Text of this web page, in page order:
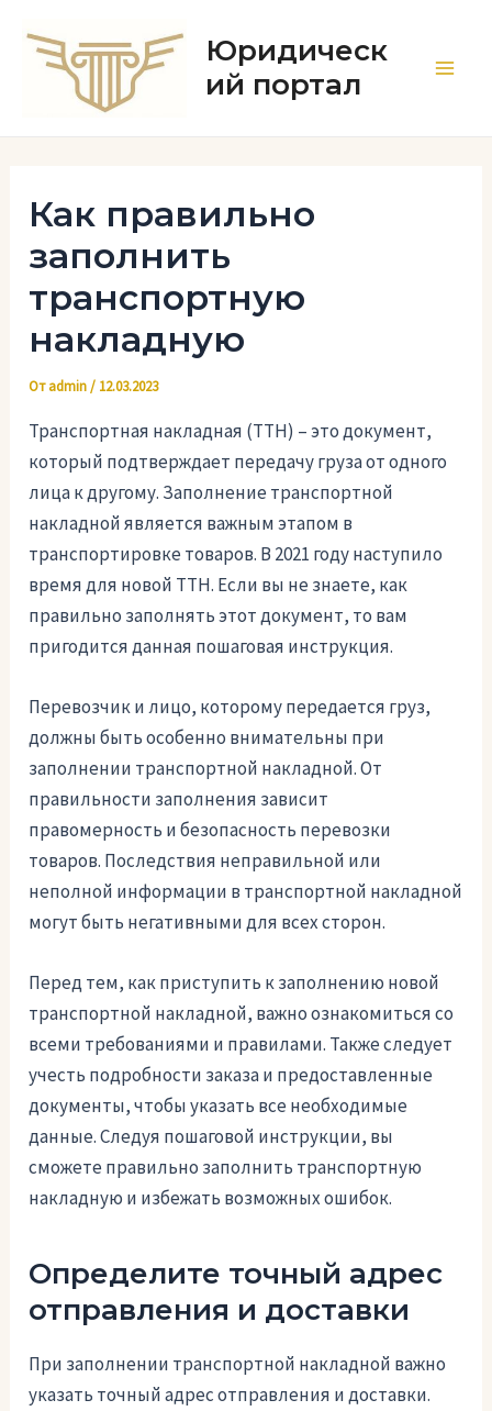
содержимому
Юридическ
ий портал
Как правильно
заполнить
транспортную
накладную
Отadmin/ 12.03.2023
Транспортная накладная (ТТН) – это документ,
который подтверждает передачу груза от одного
лица к другому. Заполнение транспортной
накладной является важным этапом в
транспортировке товаров. В 2021 году наступило
время для новой ТТН. Если вы не знаете, как
правильно заполнять этот документ, то вам
пригодится данная пошаговая инструкция.
Перевозчик и лицо, которому передается груз,
должны быть особенно внимательны при
заполнении транспортной накладной. От
правильности заполнения зависит
правомерность и безопасность перевозки
товаров. Последствия неправильной или
неполной информации в транспортной накладной
могут быть негативными для всех сторон.
Перед тем, как приступить к заполнению новой
транспортной накладной, важно ознакомиться со
всеми требованиями и правилами. Также следует
учесть подробности заказа и предоставленные
документы, чтобы указать все необходимые
данные. Следуя пошаговой инструкции, вы
сможете правильно заполнить транспортную
накладную и избежать возможных ошибок.
Определите точный адрес
отправления и доставки
При заполнении транспортной накладной важно
указать точный адрес отправления и доставки.